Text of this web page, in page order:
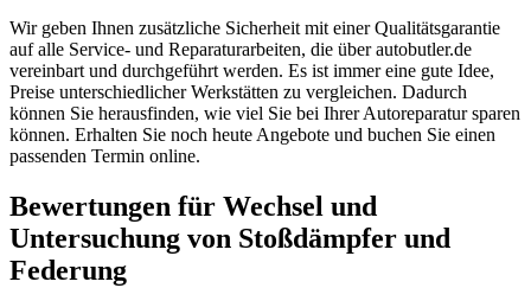
Wir geben Ihnen zusätzliche Sicherheit mit einer Qualitätsgarantie
auf alle Service- und Reparaturarbeiten, die über autobutler.de
vereinbart und durchgeführt werden. Es ist immer eine gute Idee,
Preise unterschiedlicher Werkstätten zu vergleichen. Dadurch
können Sie herausfinden, wie viel Sie bei Ihrer Autoreparatur sparen
können. Erhalten Sie noch heute Angebote und buchen Sie einen
passenden Termin online.
Bewertungen für Wechsel und
Untersuchung von Stoßdämpfer und
Federung